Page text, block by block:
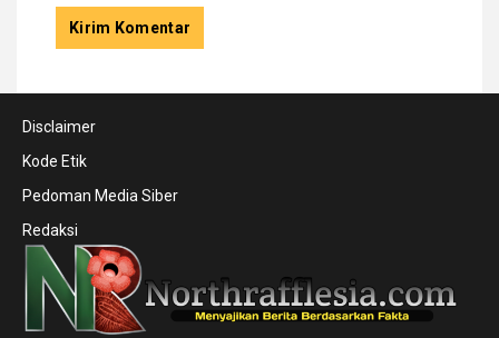
Disclaimer
Kode Etik
Pedoman Media Siber
Redaksi